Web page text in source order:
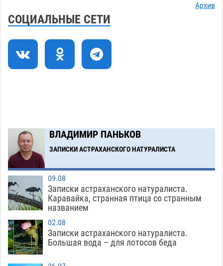
612
крупной партии прегабалина
Архив
СОЦИАЛЬНЫЕ СЕТИ
ВЛАДИМИР ПАНЬКОВ
ЗАПИСКИ АСТРАХАНСКОГО НАТУРАЛИСТА
09.08
Записки астраханского натуралиста.
Каравайка, странная птица со странным
названием
02.08
Записки астраханского натуралиста.
Большая вода – для лотосов беда